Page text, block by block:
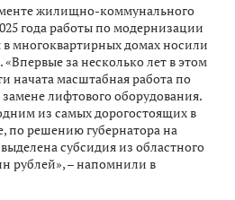
жилищно-коммунального
года работы по модернизации
многоквартирных домах носили
за несколько лет в этом
начата масштабная работа по
лифтового оборудования.
из самых дорогостоящих в
по решению губернатора на
субсидия из областного
рублей», – напомнили в